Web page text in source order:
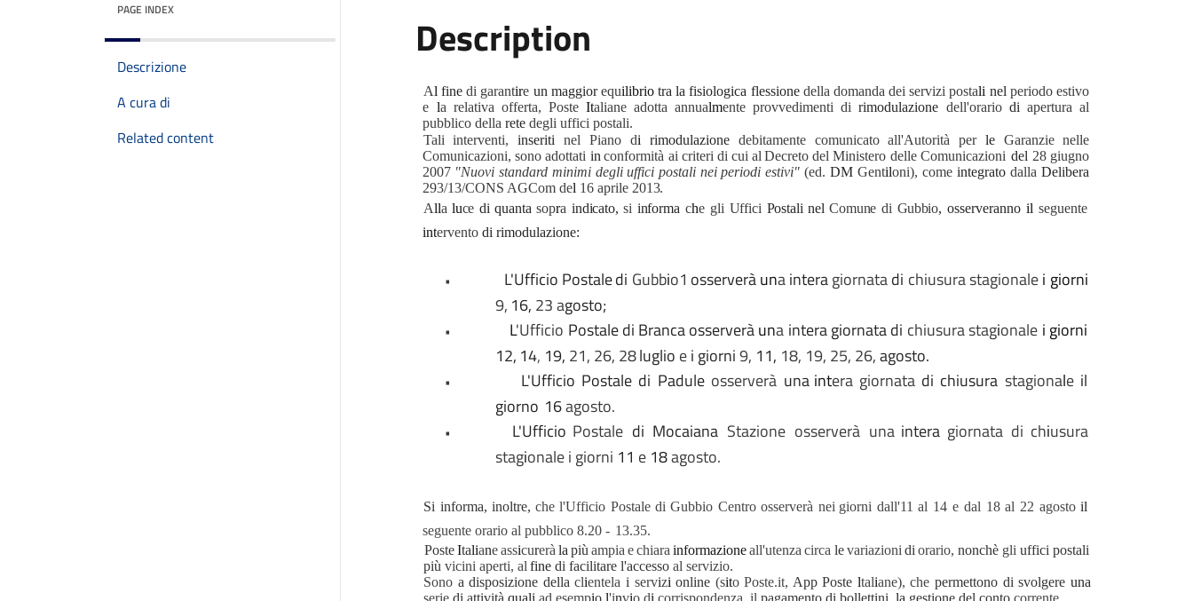
PAGE INDEX
Descrizione
A cura di
Related content
Description
Al finedi garantire un maggiorequilibrio tra la fisiologica flessione della domanda dei servizi postali nel periodo estivo
e la relativa offerta, Poste Italiane adotta annualmente provvedimenti dirimodulazione dell'orario di apertura al
pubblico della rete degli uffici postali.
Tali interventi,inseritinel Piano di rimodulazione debitamente comunicato all'Autorità perleGaranzie nelle
Comunicazioni, sono adottati in conformità ai criteri di cui al Decreto del Ministero delle Comunicazioni del 28 giugno
2007 "Nuovi standard minimi degli uffici postali nei periodi estivi"(ed.DMGentiloni), comeintegrato dalla Delibera
293/13/CONS AGCom del 16 aprile 2013.
Alla luce di quanta sopra indicato, si informa che gli Uffici Postali nel Comune di Gubbio, osserverannoilseguente
interventodi rimodulazione:
• L'Ufficio Postaledi Gubbio1 osserveràunainteragiornatadi chiusurastagionalei giorni
9, 16, 23 agosto;
• L'Ufficio Postaledi Branca osserveràuna interagiornatadi chiusura stagionale i giorni
12, 14, 19, 21, 26, 28luglio ei giorni9, 11, 18, 19, 25, 26,agosto.
• L'Ufficio Postale di Padule osserverà una intera giornata di chiusura stagionale il
giorno 16agosto.
• L'Ufficio Postale di Mocaiana Stazione osserverà una intera giornata di chiusura
stagionale i giorni 11 e 18agosto.
Si informa, inoltre, che l'Ufficio Postale di Gubbio Centro osserverà nei giorni dall'11 al 14 e dal 18 al 22 agosto il
seguente orario al pubblico 8.20 - 13.35.
PosteItalianeassicurerà la più ampia echiara informazioneall'utenza circa le variazioni di orario, nonchè gliuffici postali
più vicini aperti, al fine di facilitare l'accesso al servizio.
Sono a disposizione dellaclientela i servizionline (sito Poste.it, App Poste ltaliane), che permettono di svolgere una